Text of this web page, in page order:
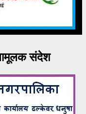
संदेश